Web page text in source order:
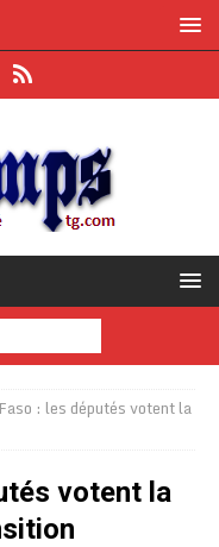
: les députés votent la
votent la